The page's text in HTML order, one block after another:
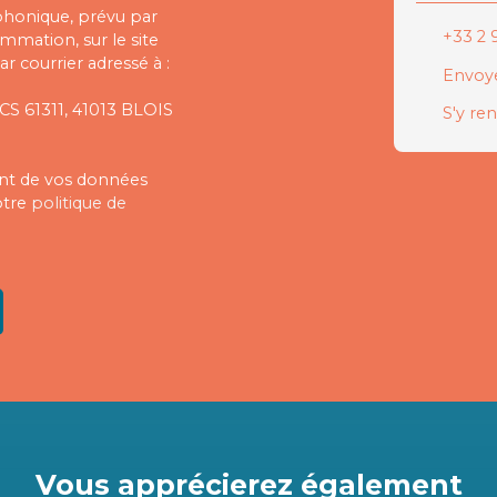
prévu par
sur le site
courrier adressé à :
61311, 41013 BLOIS
de vos données
politique de
+33 2
S'y
Vous apprécierez également